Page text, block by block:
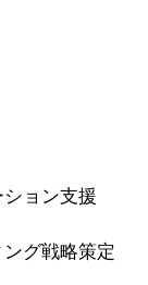
ョン支援
グ戦略策定